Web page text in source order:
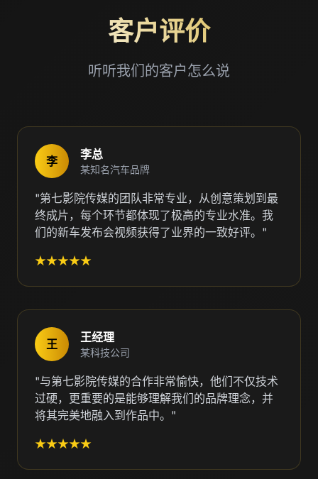
客户评价
听听我们的客户怎么说
李 李总
某知名汽车品牌
"第七影院传媒的团队非常专业，从创意策划到最
终成片，每个环节都体现了极高的专业水准。我
们的新车发布会视频获得了业界的一致好评。"
★★★★★
王 王经理
某科技公司
"与第七影院传媒的合作非常愉快，他们不仅技术
过硬，更重要的是能够理解我们的品牌理念，并
将其完美地融入到作品中。"
★★★★★